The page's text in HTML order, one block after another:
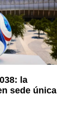
la
sede única